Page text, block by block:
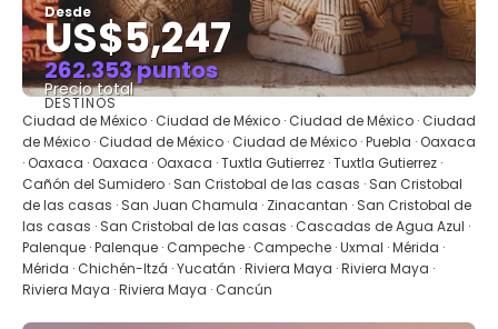
Desde
US$5,247
262.353 puntos
Precio total
Ver
DESTINOS
Ciudad de México · Ciudad de México · Ciudad de México · Ciudad
de México · Ciudad de México · Ciudad de México · Puebla · Oaxaca
· Oaxaca · Oaxaca · Oaxaca · Tuxtla Gutierrez · Tuxtla Gutierrez ·
Cañón del Sumidero · San Cristobal de las casas · San Cristobal
de las casas · San Juan Chamula · Zinacantan · San Cristobal de
las casas · San Cristobal de las casas · Cascadas de Agua Azul ·
Palenque · Palenque · Campeche · Campeche · Uxmal · Mérida ·
Mérida · Chichén-Itzá · Yucatán · Riviera Maya · Riviera Maya ·
Riviera Maya · Riviera Maya · Cancún